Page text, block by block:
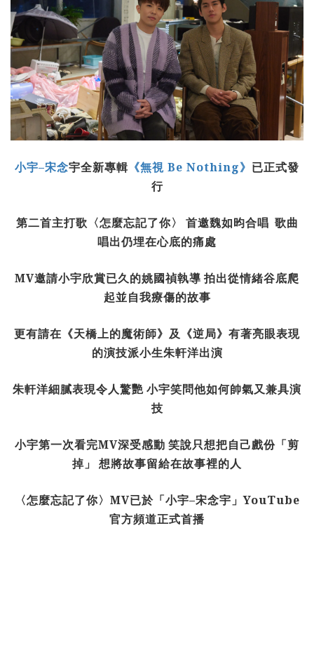
小宇–宋念宇全新專輯 《無視 Be Nothing》 已正式發
行
第二首主打歌〈怎麼忘記了你〉 首邀魏如昀合唱 歌曲
唱出仍埋在心底的痛處
MV邀請小宇欣賞已久的姚國禎執導 拍出從情緒谷底爬
起並自我療傷的故事
更有請在《天橋上的魔術師》及《逆局》有著亮眼表現
的演技派小生朱軒洋出演
朱軒洋細膩表現令人驚艷小宇笑問他如何帥氣又兼具演
技
小宇第一次看完MV深受感動 笑說只想把自己戲份「剪
掉」
想將故事留給在故事裡的人
〈怎麼忘記了你〉 MV已於「小宇–宋念宇」YouTube
官方頻道正式首播